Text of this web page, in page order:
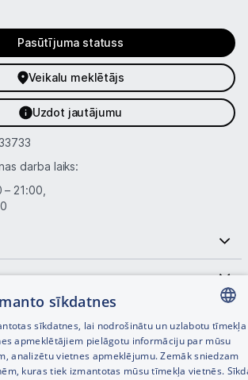
Pasūtījuma statuss
Veikalu meklētājs
Uzdot jautājumu
darba laiks:
21:00,
LATVIAN
RUSSIAN
sīkdatnes
sīkdatnes, lai nodrošinātu un uzlabotu tīmekļa
apmeklētājiem pielāgotu informāciju par mūsu
analizētu vietnes apmeklējumu. Zemāk sniedzam
kuras tiek izmantotas mūsu tīmekļa vietnēs.